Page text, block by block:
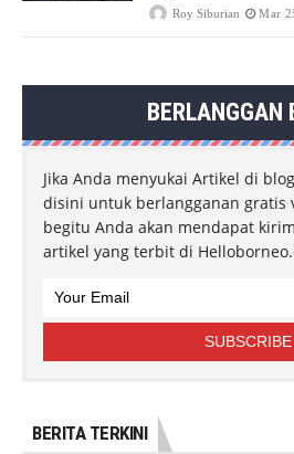
Roy Siburian Mar
BERLANGGAN
Jika Anda menyukai Artikel di
disini untuk berlangganan gratis
begitu Anda akan mendapat
artikel yang terbit di
BERITA TERKINI